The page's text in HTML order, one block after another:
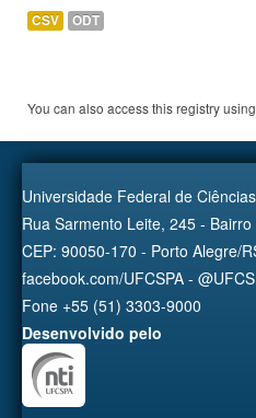
CSV ODT
You can also access this registry
Universidade Federal de
Rua Sarmento Leite, 245 -
CEP: 90050-170 - Porto Alegre/
facebook.com/UFCSPA -
Fone +55 (51) 3303-9000
Desenvolvido pelo